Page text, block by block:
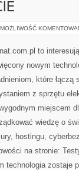
MOŻLIWOŚĆ
to
nowym
które łączą
z sprzętu
miejscem
wiedzę o
hostingu,
na stronie:
technologia zostaje